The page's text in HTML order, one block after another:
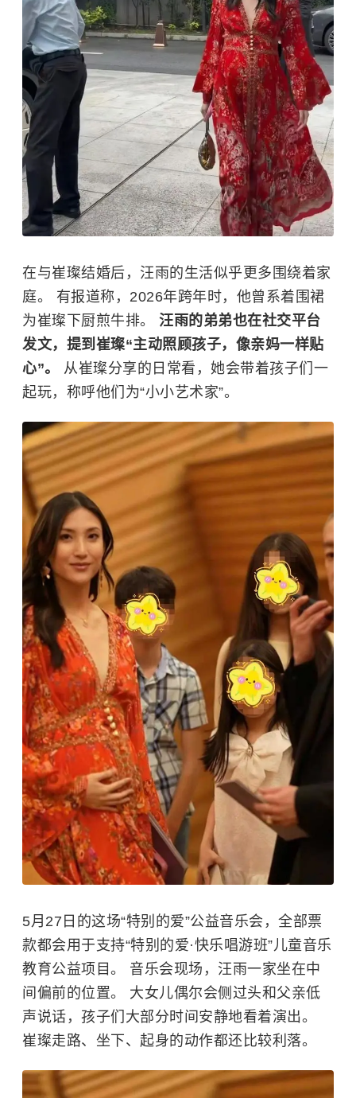
在与崔璨结婚后，汪雨的生活似乎更多围绕着家
庭。 有报道称，2026年跨年时，他曾系着围裙
为崔璨下厨煎牛排。 汪雨的弟弟也在社交平台
发文，提到崔璨“主动照顾孩子，像亲妈一样贴
心”。 从崔璨分享的日常看，她会带着孩子们一
起玩，称呼他们为“小小艺术家”。
5月27日的这场“特别的爱”公益音乐会，全部票
款都会用于支持“特别的爱·快乐唱游班”儿童音乐
教育公益项目。 音乐会现场，汪雨一家坐在中
间偏前的位置。 大女儿偶尔会侧过头和父亲低
声说话，孩子们大部分时间安静地看着演出。
崔璨走路、坐下、起身的动作都还比较利落。